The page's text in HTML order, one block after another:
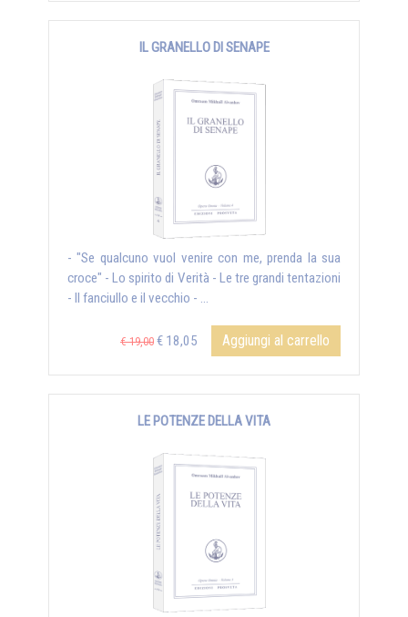
IL GRANELLO DI SENAPE
- "Se qualcuno vuol venire con me, prenda la sua
croce" - Lo spirito di Verità - Le tre grandi tentazioni
- Il fanciullo e il vecchio - ...
€ 19,00 € 18,05 Aggiungi al carrello
LE POTENZE DELLA VITA